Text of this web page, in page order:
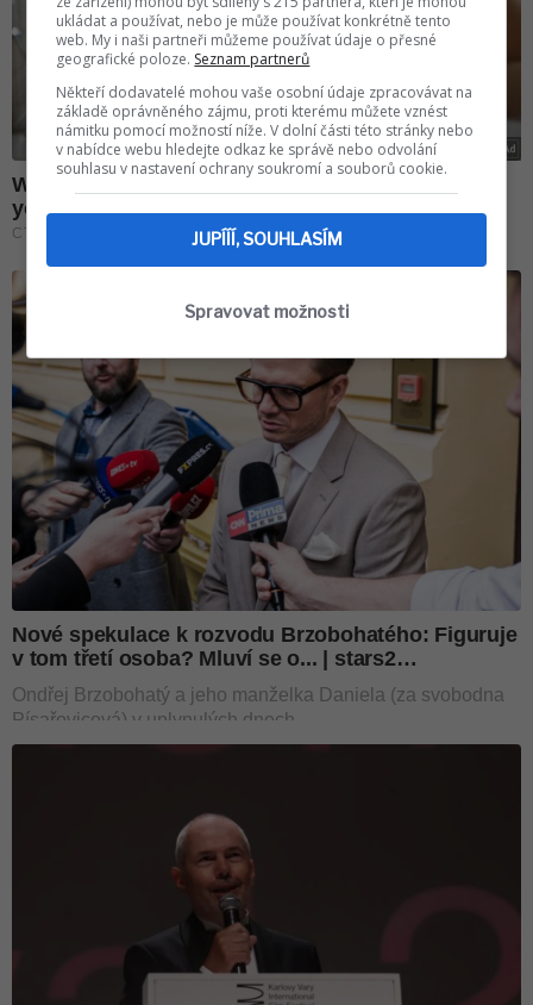
ukládat a používat, nebo je může používat konkrétně tento
web. My i naši partneři můžeme používat údaje o přesné
geografické poloze. Seznam partnerů
Někteří dodavatelé mohou vaše osobní údaje zpracovávat na
základě oprávněného zájmu, proti kterému můžete vznést
námitku pomocí možností níže. V dolní části této stránky nebo
v nabídce webu hledejte odkaz ke správě nebo odvolání
souhlasu v nastavení ochrany soukromí a souborů cookie.
JUPÍÍÍ, SOUHLASÍM
Spravovat možnosti